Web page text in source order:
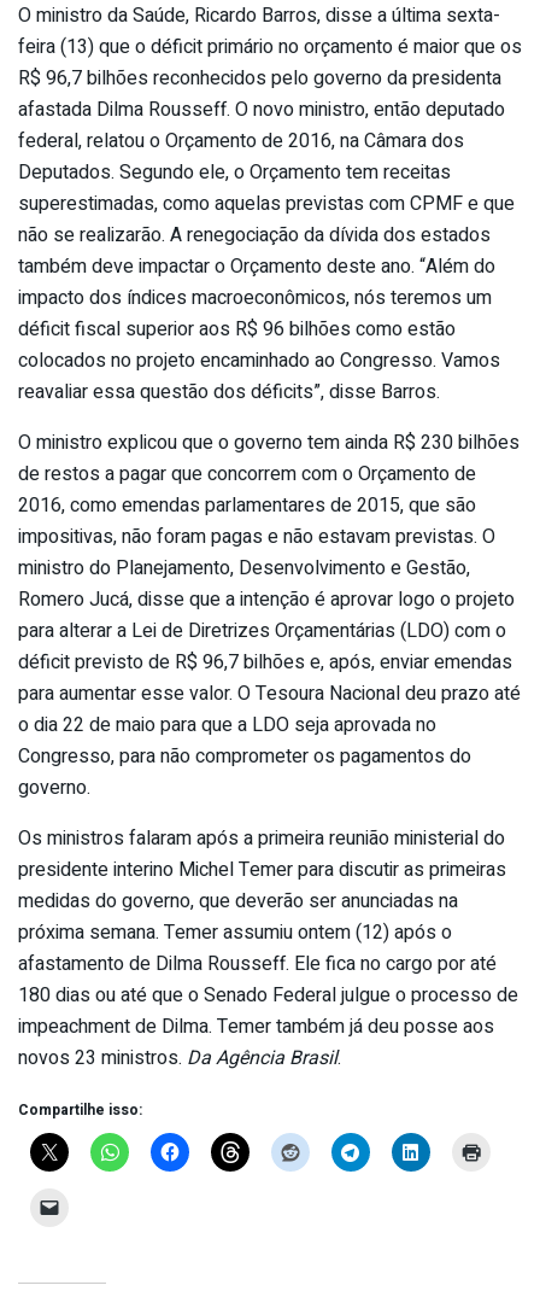
O ministro da Saúde, Ricardo Barros, disse a última sexta-
feira (13) que o déficit primário no orçamento é maior que os
R$ 96,7 bilhões reconhecidos pelo governo da presidenta
afastada Dilma Rousseff. O novo ministro, então deputado
federal, relatou o Orçamento de 2016, na Câmara dos
Deputados. Segundo ele, o Orçamento tem receitas
superestimadas, como aquelas previstas com CPMF e que
não se realizarão. A renegociação da dívida dos estados
também deve impactar o Orçamento deste ano. “Além do
impacto dos índices macroeconômicos, nós teremos um
déficit fiscal superior aos R$ 96 bilhões como estão
colocados no projeto encaminhado ao Congresso. Vamos
reavaliar essa questão dos déficits”, disse Barros.
O ministro explicou que o governo tem ainda R$ 230 bilhões
de restos a pagar que concorrem com o Orçamento de
2016, como emendas parlamentares de 2015, que são
impositivas, não foram pagas e não estavam previstas. O
ministro do Planejamento, Desenvolvimento e Gestão,
Romero Jucá, disse que a intenção é aprovar logo o projeto
para alterar a Lei de Diretrizes Orçamentárias (LDO) com o
déficit previsto de R$ 96,7 bilhões e, após, enviar emendas
para aumentar esse valor. O Tesoura Nacional deu prazo até
o dia 22 de maio para que a LDO seja aprovada no
Congresso, para não comprometer os pagamentos do
governo.
Os ministros falaram após a primeira reunião ministerial do
presidente interino Michel Temer para discutir as primeiras
medidas do governo, que deverão ser anunciadas na
próxima semana. Temer assumiu ontem (12) após o
afastamento de Dilma Rousseff. Ele fica no cargo por até
180 dias ou até que o Senado Federal julgue o processo de
impeachment de Dilma. Temer também já deu posse aos
novos 23 ministros. Da Agência Brasil.
Compartilhe isso: